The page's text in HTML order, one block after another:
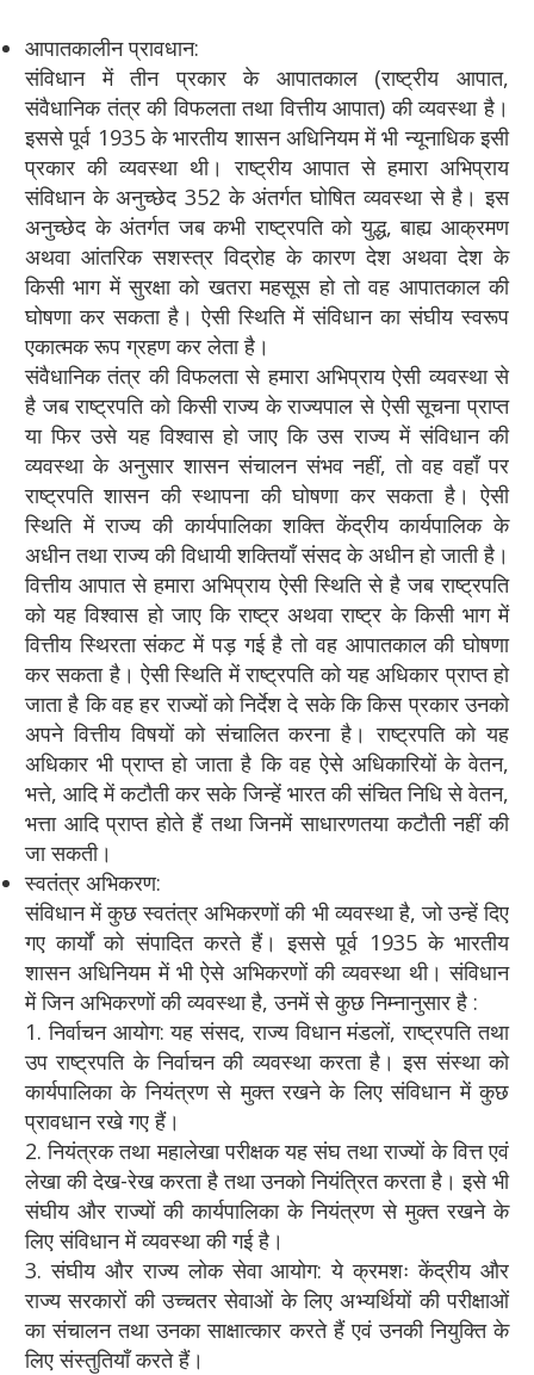
आपातकालीन प्रावधान:
संविधान में तीन प्रकार के आपातकाल (राष्ट्रीय आपात,
संवैधानिक तंत्र की विफलता तथा वित्तीय आपात) की व्यवस्था है।
इससे पूर्व 1935 के भारतीय शासन अधिनियम में भी न्यूनाधिक इसी
प्रकार की व्यवस्था थी। राष्ट्रीय आपात से हमारा अभिप्राय
संविधान के अनुच्छेद 352 के अंतर्गत घोषित व्यवस्था से है। इस
अनुच्छेद के अंतर्गत जब कभी राष्ट्रपति को युद्ध, बाह्य आक्रमण
अथवा आंतरिक सशस्त्र विद्रोह के कारण देश अथवा देश के
किसी भाग में सुरक्षा को खतरा महसूस हो तो वह आपातकाल की
घोषणा कर सकता है। ऐसी स्थिति में संविधान का संघीय स्वरूप
एकात्मक रूप ग्रहण कर लेता है।
संवैधानिक तंत्र की विफलता से हमारा अभिप्राय ऐसी व्यवस्था से
है जब राष्ट्रपति को किसी राज्य के राज्यपाल से ऐसी सूचना प्राप्त
या फिर उसे यह विश्वास हो जाए कि उस राज्य में संविधान की
व्यवस्था के अनुसार शासन संचालन संभव नहीं, तो वह वहाँ पर
राष्ट्रपति शासन की स्थापना की घोषणा कर सकता है। ऐसी
स्थिति में राज्य की कार्यपालिका शक्ति केंद्रीय कार्यपालिक के
अधीन तथा राज्य की विधायी शक्तियाँ संसद के अधीन हो जाती है।
वित्तीय आपात से हमारा अभिप्राय ऐसी स्थिति से है जब राष्ट्रपति
को यह विश्वास हो जाए कि राष्ट्र अथवा राष्ट्र के किसी भाग में
वित्तीय स्थिरता संकट में पड़ गई है तो वह आपातकाल की घोषणा
कर सकता है। ऐसी स्थिति में राष्ट्रपति को यह अधिकार प्राप्त हो
जाता है कि वह हर राज्यों को निर्देश दे सके कि किस प्रकार उनको
अपने वित्तीय विषयों को संचालित करना है। राष्ट्रपति को यह
अधिकार भी प्राप्त हो जाता है कि वह ऐसे अधिकारियों के वेतन,
भत्ते, आदि में कटौती कर सके जिन्हें भारत की संचित निधि से वेतन,
भत्ता आदि प्राप्त होते हैं तथा जिनमें साधारणतया कटौती नहीं की
जा सकती।
स्वतंत्र अभिकरण:
संविधान में कुछ स्वतंत्र अभिकरणों की भी व्यवस्था है, जो उन्हें दिए
गए कार्यों को संपादित करते हैं। इससे पूर्व 1935 के भारतीय
शासन अधिनियम में भी ऐसे अभिकरणों की व्यवस्था थी। संविधान
में जिन अभिकरणों की व्यवस्था है, उनमें से कुछ निम्नानुसार है :
1. निर्वाचन आयोग: यह संसद, राज्य विधान मंडलों, राष्ट्रपति तथा
उप राष्ट्रपति के निर्वाचन की व्यवस्था करता है। इस संस्था को
कार्यपालिका के नियंत्रण से मुक्त रखने के लिए संविधान में कुछ
प्रावधान रखे गए हैं।
2. नियंत्रक तथा महालेखा परीक्षक यह संघ तथा राज्यों के वित्त एवं
लेखा की देख-रेख करता है तथा उनको नियंत्रित करता है। इसे भी
संघीय और राज्यों की कार्यपालिका के नियंत्रण से मुक्त रखने के
लिए संविधान में व्यवस्था की गई है।
3. संघीय और राज्य लोक सेवा आयोग: ये क्रमशः केंद्रीय और
राज्य सरकारों की उच्चतर सेवाओं के लिए अभ्यर्थियों की परीक्षाओं
का संचालन तथा उनका साक्षात्कार करते हैं एवं उनकी नियुक्ति के
लिए संस्तुतियाँ करते हैं।